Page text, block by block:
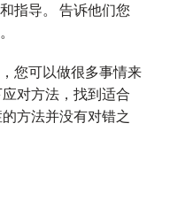
指导。 告诉他们您
您可以做很多事情来
对方法，找到适合
方法并没有对错之